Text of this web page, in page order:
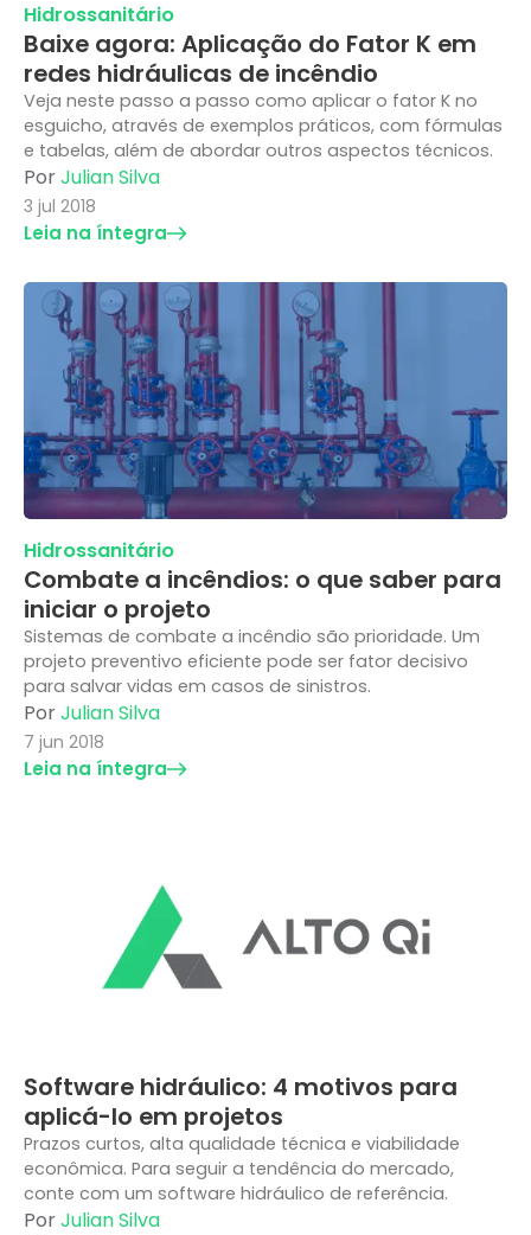
Hidrossanitário
Baixe agora: Aplicação do Fator K em
redes hidráulicas de incêndio
Veja neste passo a passo como aplicar o fator K no
esguicho, através de exemplos práticos, com fórmulas
e tabelas, além de abordar outros aspectos técnicos.
PorJulian Silva
3 jul 2018
Leia na íntegra
Hidrossanitário
Combate a incêndios: o que saber para
iniciar o projeto
Sistemas de combate a incêndio são prioridade. Um
projeto preventivo eficiente pode ser fator decisivo
para salvar vidas em casos de sinistros.
PorJulian Silva
7 jun 2018
Leia na íntegra
Software hidráulico: 4 motivos para
aplicá-lo em projetos
Prazos curtos, alta qualidade técnica e viabilidade
econômica. Para seguir a tendência do mercado,
conte com um software hidráulico de referência.
PorJulian Silva